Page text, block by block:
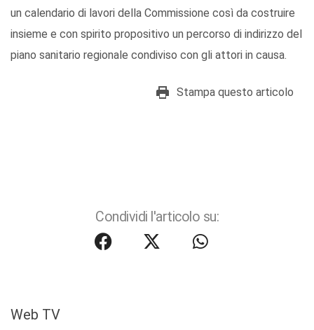
un calendario di lavori della Commissione così da costruire
insieme e con spirito propositivo un percorso di indirizzo del
piano sanitario regionale condiviso con gli attori in causa.
Stampa questo articolo
Condividi l'articolo su:
Web TV